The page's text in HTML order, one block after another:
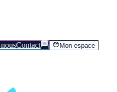
Contact Mon espace